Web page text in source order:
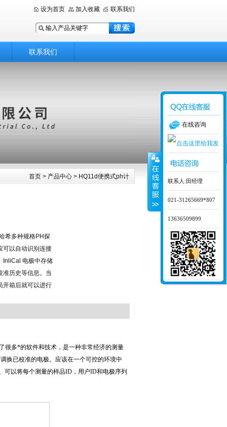
设为首页 加入收藏 联系我们
联系我们
首页 > 产品中心 > HQ11d便携式ph计
希多种规格PH探
可以自动识别连接
InliCal 电极中存储
准历史等信息。当
开箱后就可以进行
很多*的软件和技术，是一种非常经济的测量
换已校准的电极。应该在一个可控的环境中
可以将每个测量的样品ID，用户ID和电极序列
在线咨询
联系人:田经理
021-31265669*807
13636509899